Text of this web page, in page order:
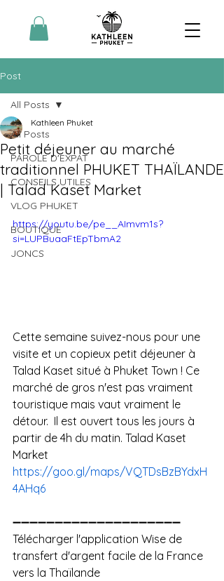
Post
All Posts
PAROLE D'EXPAT
CONSEILS UTILES
VLOG PHUKET
BOUTIQUE
JONCS
All Posts
Petit déjeuner au marché
traditionnel PHUKET THAÏLANDE
| Talad Kaset Market
Kathleen Phuket
https://youtu.be/pe__AImvm1s?
si=LUPBuaaFtEpTbmA2
Cette semaine suivez-nous pour une
visite et un copieux petit déjeuner à
Talad Kaset situé à Phuket Town ! Ce
marché de gros n'est pas vraiment
touristique mais vaut vraiment le
détour.  Il est ouvert tous les jours à
partir de 4h du matin. Talad Kaset
Market
https://goo.gl/maps/VQTDsBzBYdxH
4AHq6
➖➖➖➖➖➖➖➖➖➖➖➖➖➖➖➖➖➖➖➖
Télécharger l'application Wise de
transfert d'argent facile de la France
vers la Thaïlande